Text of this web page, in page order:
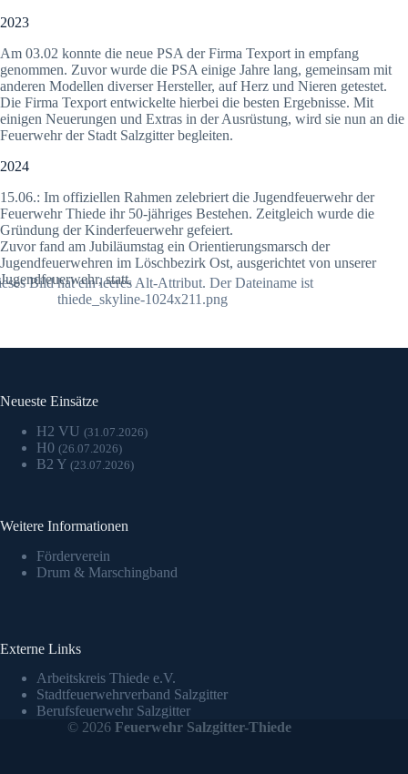
2023
Am 03.02 konnte die neue PSA der Firma Texport in empfang
genommen. Zuvor wurde die PSA einige Jahre lang, gemeinsam mit
anderen Modellen diverser Hersteller, auf Herz und Nieren getestet.
Die Firma Texport entwickelte hierbei die besten Ergebnisse. Mit
einigen Neuerungen und Extras in der Ausrüstung, wird sie nun an die
Feuerwehr der Stadt Salzgitter begleiten.
2024
15.06.: Im offiziellen Rahmen zelebriert die Jugendfeuerwehr der
Feuerwehr Thiede ihr 50-jähriges Bestehen. Zeitgleich wurde die
Gründung der Kinderfeuerwehr gefeiert.
Zuvor fand am Jubiläumstag ein Orientierungsmarsch der
Jugendfeuerwehren im Löschbezirk Ost, ausgerichtet von unserer
Jugendfeuerwehr, statt.
Neueste Einsätze
H2 VU (31.07.2026)
H0 (26.07.2026)
B2 Y (23.07.2026)
Weitere Informationen
Förderverein
Drum & Marschingband
Externe Links
Arbeitskreis Thiede e.V.
Stadtfeuerwehrverband Salzgitter
Berufsfeuerwehr Salzgitter
© 2026Feuerwehr Salzgitter-Thiede